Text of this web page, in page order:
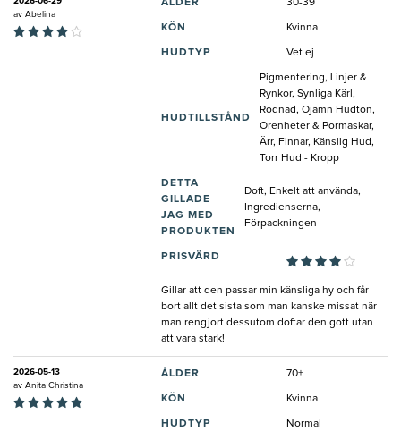
av Abelina
ÅLDER 30-39
KÖN Kvinna
HUDTYP Vet ej
HUDTILLSTÅND
Pigmentering, Linjer &
Rynkor, Synliga Kärl,
Rodnad, Ojämn Hudton,
Orenheter & Pormaskar,
Ärr, Finnar, Känslig Hud,
Torr Hud - Kropp
DETTA
GILLADE
JAG MED
PRODUKTEN
Doft, Enkelt att använda,
Ingredienserna,
Förpackningen
PRISVÄRD
Gillar att den passar min känsliga hy och får
bort allt det sista som man kanske missat när
man rengjort dessutom doftar den gott utan
att vara stark!
2026-05-13
av Anita Christina
ÅLDER 70+
KÖN Kvinna
HUDTYP Normal